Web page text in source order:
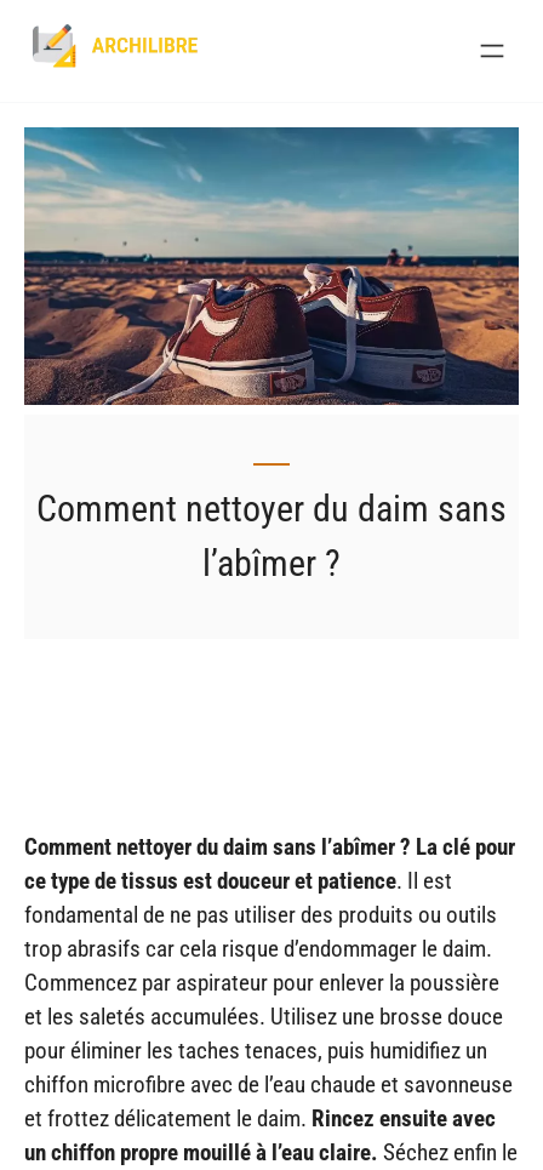
Comment nettoyer du daim sans
l’abîmer ?
Comment nettoyer du daim sans l’abîmer ? La clé pour
ce type de tissus est douceur et patience. Il est
fondamental de ne pas utiliser des produits ou outils
trop abrasifs car cela risque d’endommager le daim.
Commencez par aspirateur pour enlever la poussière
et les saletés accumulées. Utilisez une brosse douce
pour éliminer les taches tenaces, puis humidifiez un
chiffon microfibre avec de l’eau chaude et savonneuse
et frottez délicatement le daim. Rincez ensuite avec
un chiffon propre mouillé à l’eau claire. Séchez enfin le